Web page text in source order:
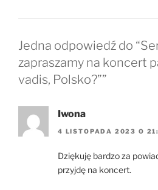
Jedna odpowiedź do
zapraszamy na koncert
vadis, Polsko?””
Iwona
4 LISTOPADA 2023 O
Dziękuję bardzo za
przyjdę na koncert.